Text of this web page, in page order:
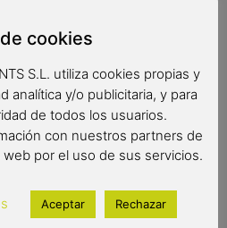
Degas. Alta calidad de
madera con varillaje de fibra
al viento. Un paraguas
para el regalo más original.
cookies
S.L. utiliza cookies propias y
analítica y/o publicitaria, y para
de todos los usuarios.
con nuestros partners de
por el uso de sus servicios.
Aceptar Rechazar